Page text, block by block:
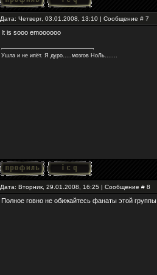
Дата: Четверг, 03.01.2008, 13:10 | Сообщение # 7
It is sooo emoooooo
Ушла и не ипёт. Я дуро.....мозгов НоЛь.......
Дата: Вторник, 29.01.2008, 16:25 | Сообщение # 8
Полное говно не обижайтесь фанаты этой группы